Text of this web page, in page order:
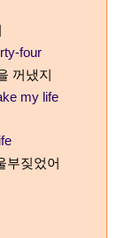
four
꺼냈지
my life
부짖었어